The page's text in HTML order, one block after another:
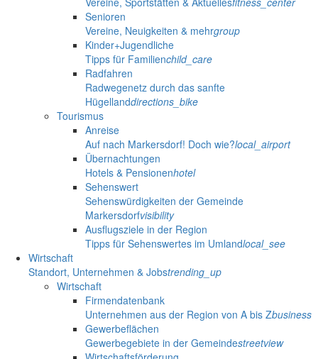
Senioren
Vereine, Neuigkeiten & mehrgroup
Kinder+Jugendliche
Tipps für Familienchild_care
Radfahren
Radwegenetz durch das sanfte
Hügellanddirections_bike
Tourismus
Anreise
Auf nach Markersdorf! Doch wie?local_airport
Übernachtungen
Hotels & Pensionenhotel
Sehenswert
Sehenswürdigkeiten der Gemeinde
Markersdorfvisibility
Ausflugsziele in der Region
Tipps für Sehenswertes im Umlandlocal_see
Wirtschaft
Standort, Unternehmen & Jobstrending_up
Wirtschaft
Firmendatenbank
Unternehmen aus der Region von A bis Zbusiness
Gewerbeflächen
Gewerbegebiete in der Gemeindestreetview